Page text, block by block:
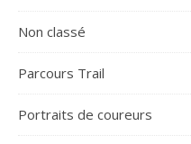
Non classé
Parcours Trail
Portraits de coureurs